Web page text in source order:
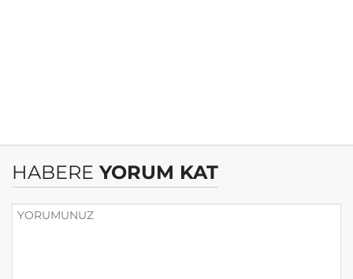
HABERE YORUM KAT